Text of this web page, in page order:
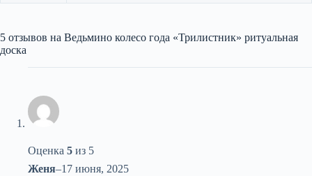
5 отзывов на Ведьмино колесо года «Трилистник» ритуальная
доска
Оценка 5 из 5
Женя–17 июня, 2025